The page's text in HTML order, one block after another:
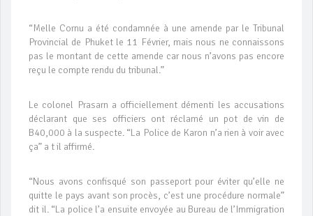
“Melle Cornu a été condamnée à une amende par le Tribunal
Provincial de Phuket le 11 Février, mais nous ne connaissons
pas le montant de cette amende car nous n’avons pas encore
reçu le compte rendu du tribunal.”
Le colonel Prasarn a officiellement démenti les accusations
déclarant que ses officiers ont réclamé un pot de vin de
B40,000 à la suspecte. “La Police de Karon n’a rien à voir avec
ça” a t il affirmé.
“Nous avons confisqué son passeport pour éviter qu’elle ne
quitte le pays avant son procès, c’est une procédure normale”
dit il. “La police l’a ensuite envoyée au Bureau de l’Immigration